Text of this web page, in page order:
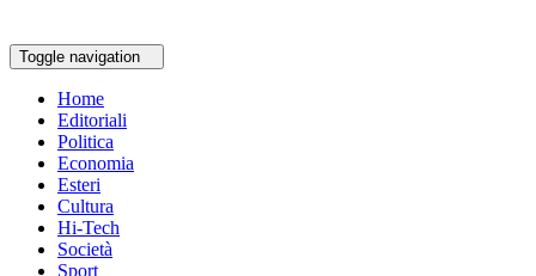
Toggle navigation
Home
Editoriali
Politica
Economia
Esteri
Cultura
Hi-Tech
Società
Sport